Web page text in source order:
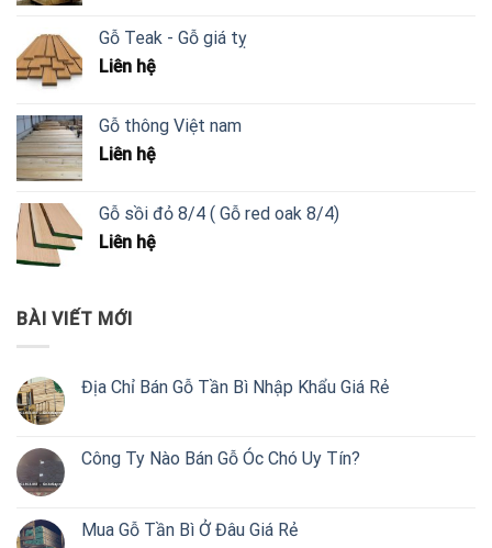
Gỗ Teak - Gỗ giá tỵ
Liên hệ
Gỗ thông Việt nam
Liên hệ
Gỗ sồi đỏ 8/4 ( Gỗ red oak 8/4)
Liên hệ
BÀI VIẾT MỚI
Địa Chỉ Bán Gỗ Tần Bì Nhập Khẩu Giá Rẻ
Công Ty Nào Bán Gỗ Óc Chó Uy Tín?
Mua Gỗ Tần Bì Ở Đâu Giá Rẻ